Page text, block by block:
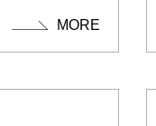
MORE